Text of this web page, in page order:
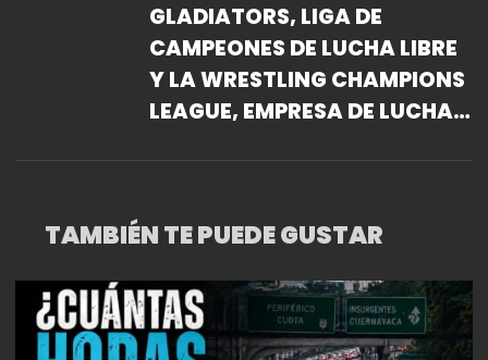
GLADIATORS, LIGA DE
CAMPEONES DE LUCHA LIBRE
Y LA WRESTLING CHAMPIONS
LEAGUE, EMPRESA DE LUCHA
TAMBIÉN TE PUEDE GUSTAR